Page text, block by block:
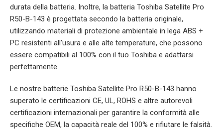
durata della batteria. Inoltre, la batteria Toshiba Satellite Pro
R50-B-143 è progettata secondo la batteria originale,
utilizzando materiali di protezione ambientale in lega ABS +
PC resistenti all'usura e alle alte temperature, che possono
essere compatibili al 100% con il tuo Toshiba e adattarsi
perfettamente.
Le nostre batterie Toshiba Satellite Pro R50-B-143 hanno
superato le certificazioni CE, UL, ROHS e altre autorevoli
certificazioni internazionali per garantire la conformità alle
specifiche OEM, la capacità reale del 100% e rifiutare le falsità.